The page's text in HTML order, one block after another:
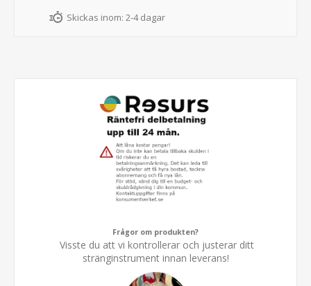
Skickas inom: 2-4 dagar
Frågor om produkten?
Visste du att vi kontrollerar och justerar ditt
stränginstrument innan leverans!